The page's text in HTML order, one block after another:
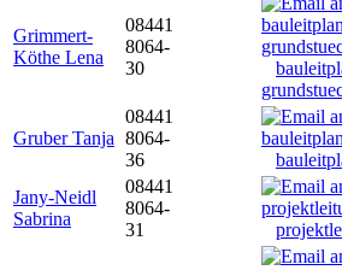
Grimmert-
Köthe Lena
08441
8064-
30
Gruber Tanja
08441
8064-
36
Jany-Neidl
Sabrina
08441
8064-
31